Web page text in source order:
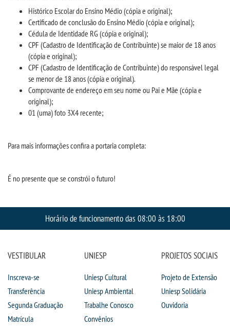
CURSOS
BACHARELADOS
LICENCIATURAS
TECNOLÓGICOS
MENSALIDADES
VESTIBULAR
INSCREVA-SE
SEGUNDA GRADUAÇÃO
MATRÍCULA
EDITAL
PUBLICAÇÕES
Histórico Escolar do Ensino Médio (cópia e original);
Certificado de conclusão do Ensino Médio (cópia e original);
Cédula de Identidade RG (cópia e original);
CPF (Cadastro de Identificação de Contribuinte) se maior de 18 anos
(cópia e original);
CPF (Cadastro de Identificação de Contribuinte) do responsável legal
se menor de 18 anos (cópia e original).
Comprovante de endereço em seu nome ou Pai e Mãe (cópia e
original);
01 (uma) foto 3X4 recente;
Para mais informações confira a portaria completa:
É no presente que se constrói o futuro!
Horário de funcionamento das 08:00 às 18:00
VESTIBULAR
Inscreva-se
Transferência
Segunda Graduação
Matrícula
UNIESP
Uniesp Cultural
Uniesp Ambiental
Trabalhe Conosco
Convênios
PROJETOS SOCIAIS
Projeto de Extensão
Uniesp Solidária
Ouvidoria